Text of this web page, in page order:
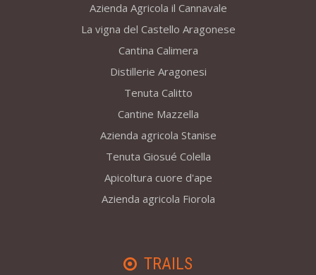
Azienda Agricola il Cannavale
La vigna del Castello Aragonese
Cantina Calimera
Distillerie Aragonesi
Tenuta Calitto
Cantine Mazzella
Azienda agricola Stanise
Tenuta Giosué Colella
Apicoltura cuore d'ape
Azienda agricola Fiorola
TRAILS